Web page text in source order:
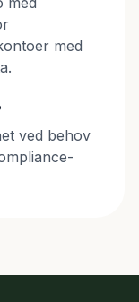
med
ved behov